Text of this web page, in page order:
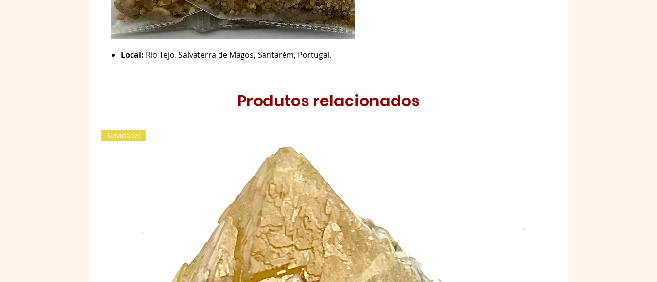
Local: Rio Tejo, Salvaterra de Magos, Santarém, Portugal.
Produtos relacionados
Novidade!